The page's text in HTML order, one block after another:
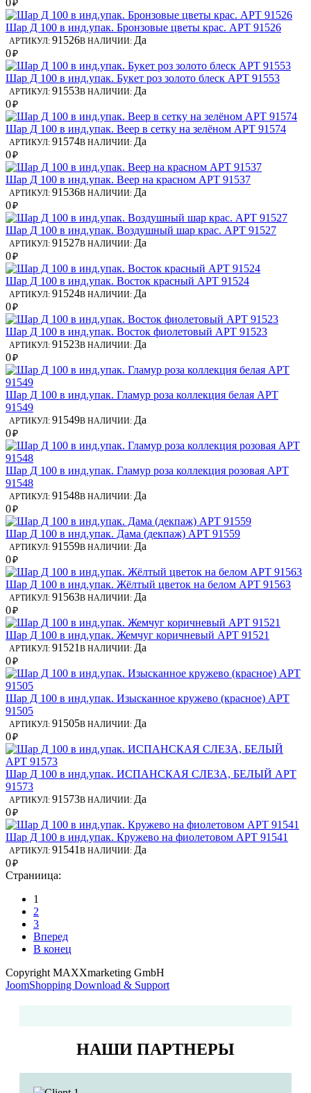
0₽
Шар Д 100 в инд.упак. Бронзовые цветы крас. АРТ 91526
АРТИКУЛ: 91526В НАЛИЧИИ: Да
0₽
Шар Д 100 в инд.упак. Букет роз золото блеск АРТ 91553
АРТИКУЛ: 91553В НАЛИЧИИ: Да
0₽
Шар Д 100 в инд.упак. Веер в сетку на зелёном АРТ 91574
АРТИКУЛ: 91574В НАЛИЧИИ: Да
0₽
Шар Д 100 в инд.упак. Веер на красном АРТ 91537
АРТИКУЛ: 91536В НАЛИЧИИ: Да
0₽
Шар Д 100 в инд.упак. Воздушный шар крас. АРТ 91527
АРТИКУЛ: 91527В НАЛИЧИИ: Да
0₽
Шар Д 100 в инд.упак. Восток красный АРТ 91524
АРТИКУЛ: 91524В НАЛИЧИИ: Да
0₽
Шар Д 100 в инд.упак. Восток фиолетовый АРТ 91523
АРТИКУЛ: 91523В НАЛИЧИИ: Да
0₽
Шар Д 100 в инд.упак. Гламур роза коллекция белая АРТ
91549
АРТИКУЛ: 91549В НАЛИЧИИ: Да
0₽
Шар Д 100 в инд.упак. Гламур роза коллекция розовая АРТ
91548
АРТИКУЛ: 91548В НАЛИЧИИ: Да
0₽
Шар Д 100 в инд.упак. Дама (декпаж) АРТ 91559
АРТИКУЛ: 91559В НАЛИЧИИ: Да
0₽
Шар Д 100 в инд.упак. Жёлтый цветок на белом АРТ 91563
АРТИКУЛ: 91563В НАЛИЧИИ: Да
0₽
Шар Д 100 в инд.упак. Жемчуг коричневый АРТ 91521
АРТИКУЛ: 91521 В НАЛИЧИИ: Да
0₽
Шар Д 100 в инд.упак. Изысканное кружево (красное) АРТ
91505
АРТИКУЛ: 91505В НАЛИЧИИ: Да
0₽
Шар Д 100 в инд.упак. ИСПАНСКАЯ СЛЕЗА, БЕЛЫЙ АРТ
91573
АРТИКУЛ: 91573В НАЛИЧИИ: Да
0₽
Шар Д 100 в инд.упак. Кружево на фиолетовом АРТ 91541
АРТИКУЛ: 91541 В НАЛИЧИИ: Да
0₽
Страниица:
1
2
3
Вперед
В конец
Copyright MAXXmarketing GmbH
JoomShopping Download & Support
НАШИ ПАРТНЕРЫ